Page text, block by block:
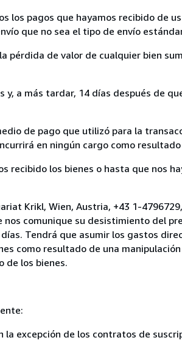
los pagos que hayamos recibido de
que no sea el tipo de envío
pérdida de valor de cualquier bien
a más tardar, 14 días después de
de pago que utilizó para la
en ningún cargo como
recibido los bienes o hasta que nos
Krikl, Wien, Austria, +43 1-
comunique su desistimiento del
Tendrá que asumir los gastos
como resultado de una
de los bienes.
excepción de los contratos de